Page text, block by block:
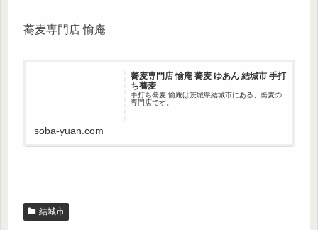
蕎麦専門店 愉庵
蕎麦専門店 愉庵 蕎麦 ゆあん 結城市 手打
ち蕎麦
手打ち蕎麦 愉庵は茨城県結城市にある、蕎麦の
専門店です。
soba-yuan.com
結城市